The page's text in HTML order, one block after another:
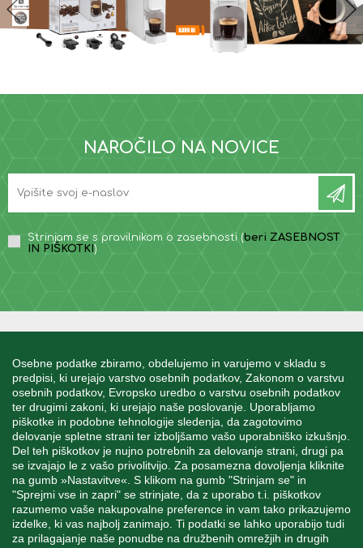
Osebne podatke zbiramo, obdelujemo in varujemo v skladu s
predpisi, ki urejajo varstvo osebnih podatkov, Zakonom o varstvu
osebnih podatkov, Evropsko uredbo o varstvu osebnih podatkov
ter drugimi zakoni, ki urejajo naše poslovanje. Uporabljamo
piškotke in podobne tehnologije sledenja, da zagotovimo
delovanje spletne strani ter izboljšamo vašo uporabniško izkušnjo.
Del teh piškotkov je nujno potrebnih za delovanje strani, drugi pa
se izvajajo le z vašo privolitvijo. Za posamezna dovoljenja kliknite
na gumb »Nastavitve«. S klikom na gumb "Strinjam se" in
"Sprejmi vse in zapri" se strinjate, da z uporabo t.i. piškotkov
razumemo vaše nakupovalne preference in vam tako prikazujemo
izdelke, ki vas najbolj zanimajo. Ti podatki se lahko uporabijo tudi
za prilagajanje naše ponudbe na družbenih omrežjih in drugih
NAROČILO NA NOVICE
Strinjam se s pravilnikom o zasebnosti (beri ZASEBNOST
IN PIŠKOTKI )
MOJ RAČUN
STORITEV ZA STRANKE
SPREMLJAJTE NAS